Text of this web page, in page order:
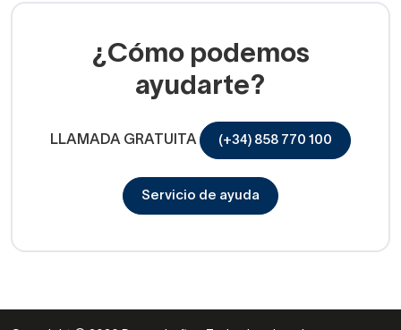
¿Cómo podemos
ayudarte?
LLAMADA GRATUITA (+34) 858 770 100
Servicio de ayuda